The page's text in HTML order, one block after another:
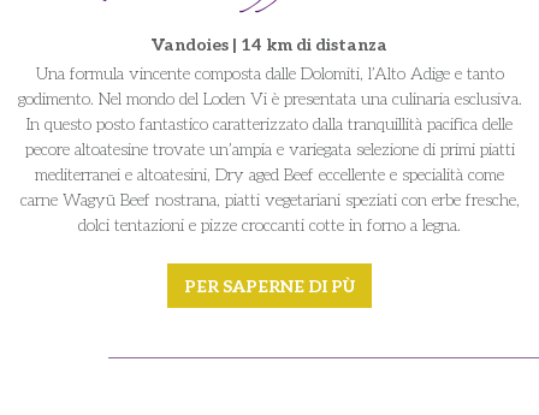
Vandoies | 14 km di distanza
Una formula vincente composta dalle Dolomiti, l’Alto Adige e tanto
godimento. Nel mondo del Loden Vi è presentata una culinaria esclusiva.
In questo posto fantastico caratterizzato dalla tranquillità pacifica delle
pecore altoatesine trovate un’ampia e variegata selezione di primi piatti
mediterranei e altoatesini, Dry aged Beef eccellente e specialità come
carne Wagyū Beef nostrana, piatti vegetariani speziati con erbe fresche,
dolci tentazioni e pizze croccanti cotte in forno a legna.
PER SAPERNE DI PÙ